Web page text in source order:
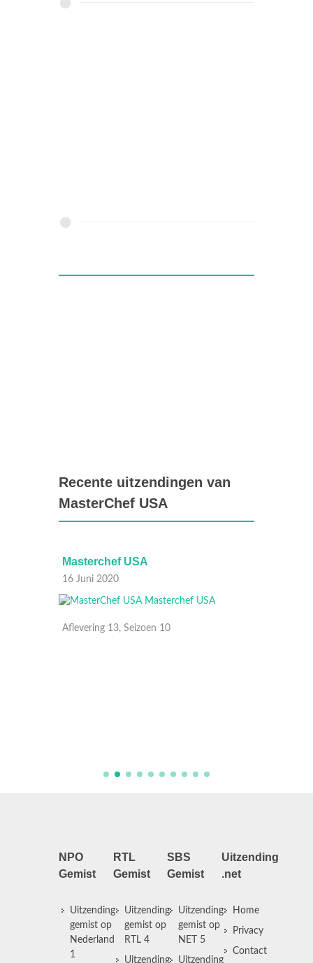
Recente uitzendingen van
MasterChef USA
Masterchef USA
16 Juni 2020
Aflevering 13, Seizoen 10
NPO
Gemist
Uitzending
gemist op
Nederland
1
RTL
Gemist
Uitzending
gemist op
RTL 4
Uitzending
SBS
Gemist
Uitzending
gemist op
NET 5
Uitzending
Uitzending
.net
Home
Privacy
Contact